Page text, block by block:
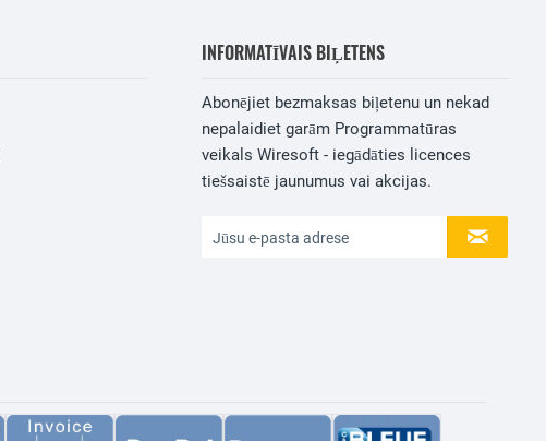
INFORMATĪVAIS BIĻETENS
Abonējiet bezmaksas biļetenu un nekad
nepalaidiet garām Programmatūras
veikals Wiresoft - iegādāties licences
tiešsaistē jaunumus vai akcijas.